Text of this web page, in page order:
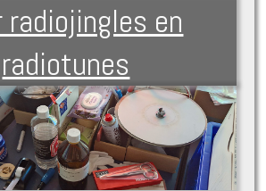
radiojingles en
radiotunes